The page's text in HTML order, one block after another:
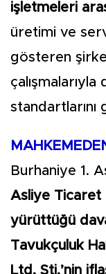
işletmeleri
üretimi ve
gösteren
çalışmalarıyla
Burhaniye 1.
Asliye Ticaret
yürüttüğü
Tavukçuluk
Ltd. Şti.’nin